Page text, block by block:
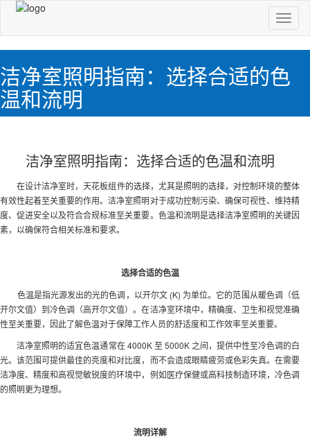
切
换
导
洁净室照明指南：选择合适的色
温和流明
洁净室照明指南：选择合适的色温和流明
在设计洁净室时，天花板组件的选择，尤其是照明的选择，对控制环境的整体
有效性起着至关重要的作用。洁净室照明对于成功控制污染、确保可视性、维持精
度、促进安全以及符合合规标准至关重要。色温和流明是选择洁净室照明的关键因
素，以确保符合相关标准和要求。
选择合适的色温
色温是指光源发出的光的色调，以开尔文 (K) 为单位。它的范围从暖色调（低
开尔文值）到冷色调（高开尔文值）。在洁净室环境中，精确度、卫生和视觉准确
性至关重要，因此了解色温对于保障工作人员的舒适度和工作效率至关重要。
洁净室照明的适宜色温通常在 4000K 至 5000K 之间，提供中性至冷色调的白
光。该范围可提供最佳的亮度和对比度，而不会造成眼睛疲劳或色彩失真。在需要
洁净度、精度和高视觉敏锐度的环境中，例如医疗保健或高科技制造环境，冷色调
的照明更为理想。
流明详解